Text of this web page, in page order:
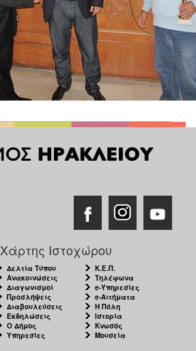
Χάρτης Ιστοχώρου
Δελτία Τύπου
Ανακοινώσεις
Διαγωνισμοί
Προσλήψεις
Διαβουλεύσεις
Εκδηλώσεις
Ο Δήμος
Υπηρεσίες
Κ.Ε.Π.
Τηλέφωνα
e-Υπηρεσίες
e-Αιτήματα
Η Πόλη
Ιστορία
Κνωσός
Μουσεία